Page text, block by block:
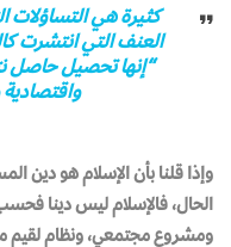
كثيرة هي التساؤلات
العنف التي انتشرت
“إنها تحصيل حاصل
وإذا قلنا بأن الإسلام هو دين
الحال، فالإسلام ليس دينا
ومشروع مجتمعي، ونظام لقيم